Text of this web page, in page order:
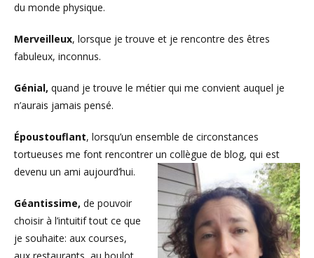
du monde physique.
Merveilleux, lorsque je trouve et je rencontre des êtres
fabuleux, inconnus.
Génial, quand je trouve le métier qui me convient auquel je
n’aurais jamais pensé.
Époustouflant, lorsqu’un ensemble de circonstances
tortueuses me font rencontrer un collègue de blog, qui est
devenu un ami aujourd’hui.
Géantissime, de pouvoir
choisir à l’intuitif tout ce que
je souhaite: aux courses,